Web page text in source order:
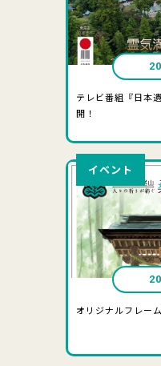
テレビ番組『日本
開！
イベント
オリジナルフレー